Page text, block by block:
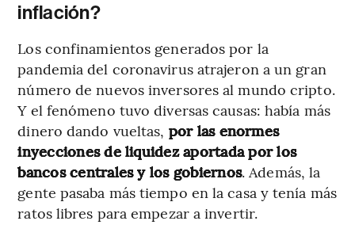
inflación?
Los confinamientos generados por la
pandemia del coronavirus atrajeron a un gran
número de nuevos inversores al mundo cripto.
Y el fenómeno tuvo diversas causas: había más
dinero dando vueltas, por las enormes
inyecciones de liquidez aportada por los
bancos centrales y los gobiernos. Además, la
gente pasaba más tiempo en la casa y tenía más
ratos libres para empezar a invertir.